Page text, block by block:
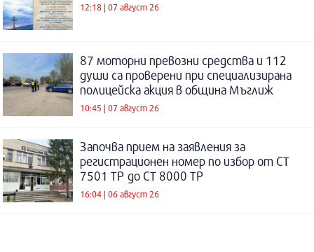
12:18 | 07 август 26
87 моторни превозни средства и 112
души са проверени при специализирана
полицейска акция в община Мъглиж
10:45 | 07 август 26
Започва прием на заявления за
регистрационен номер по избор от СТ
7501 ТР до СТ 8000 ТР
16:04 | 06 август 26